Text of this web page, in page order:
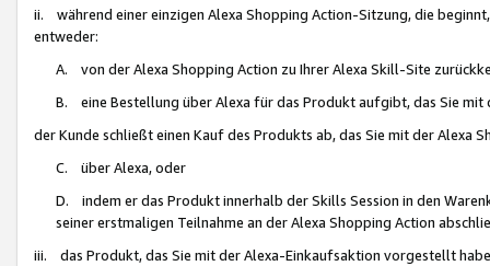
ii. während einer einzigen Alexa Shopping Action-Sitzung, die
entweder:
A. von der Alexa Shopping Action zu Ihrer Alexa Skill-Site
B. eine Bestellung über Alexa für das Produkt aufgibt, das Sie mit
der Kunde schließt einen Kauf des Produkts ab, das Sie mit der Alexa
C. über Alexa, oder
D. indem er das Produkt innerhalb der Skills Session in den
seiner erstmaligen Teilnahme an der Alexa Shopping Action
iii. das Produkt, das Sie mit der Alexa-Einkaufsaktion vorgestellt